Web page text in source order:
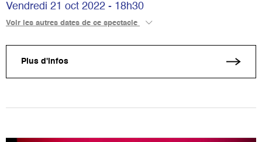
Vendredi 21 oct 2022 - 18h30
Voir les autres dates de ce spectacle
Plus d'infos